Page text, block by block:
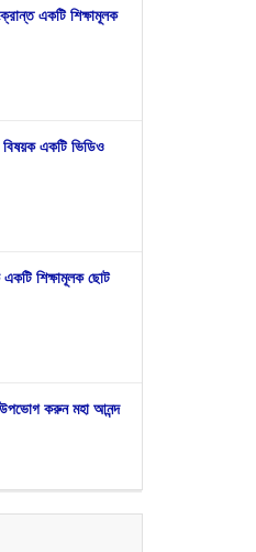
একটি শিক্ষামূলক
একটি ভিডিও
শিক্ষামূলক ছোট
উপভোগ করুন মহা আনন্দ